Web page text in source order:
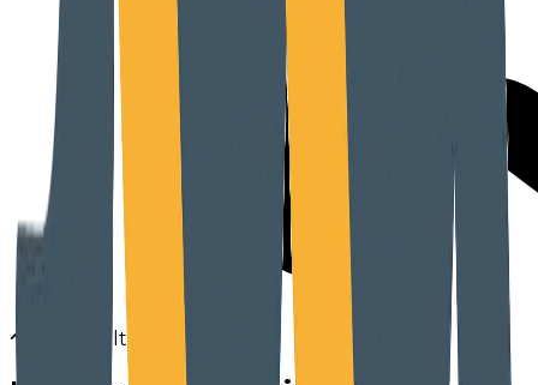
Les résultats